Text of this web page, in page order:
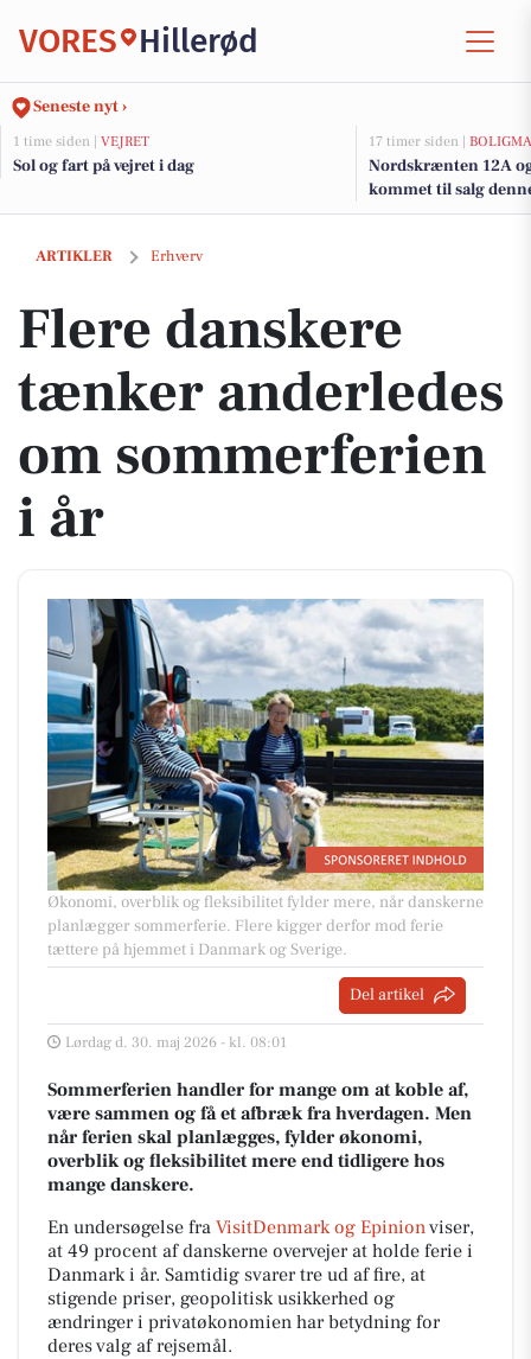
VORES Hillerød
Seneste nyt ›
1 time siden | VEJRET
Sol og fart på vejret i dag
17 timer siden |
Nordskrænten 12A
kommet til salg
boligerne her.
ARTIKLER Erhverv
Flere danskere tænker anderledes om sommerferien i år
Flere danskere
tænker anderledes
om sommerferien
i år
Økonomi, overblik og fleksibilitet fylder mere, når danskerne
planlægger sommerferie. Flere kigger derfor mod ferie
tættere på hjemmet i Danmark og Sverige.
Del artikel
Lørdag d. 30. maj 2026 - kl. 08:01
Sommerferien handler for mange om at koble af,
være sammen og få et afbræk fra hverdagen. Men
når ferien skal planlægges, fylder økonomi,
overblik og fleksibilitet mere end tidligere hos
mange danskere.
En undersøgelse fra VisitDenmark og Epinionviser,
at 49 procent af danskerne overvejer at holde ferie i
Danmark i år. Samtidig svarer tre ud af fire, at
stigende priser, geopolitisk usikkerhed og
ændringer i privatøkonomien har betydning for
deres valg af rejsemål.